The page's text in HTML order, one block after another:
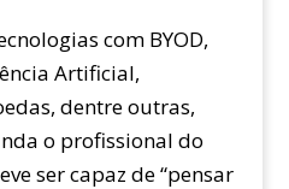
com BYOD,
Artificial,
dentre outras,
o profissional do
ser capaz de “pensar